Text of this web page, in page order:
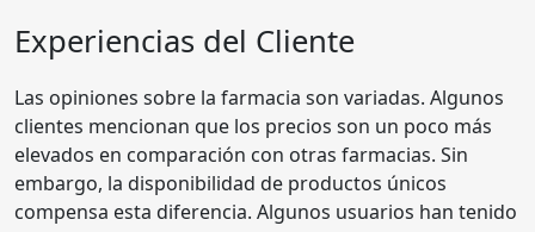
Experiencias del Cliente
Las opiniones sobre la farmacia son variadas. Algunos
clientes mencionan que los precios son un poco más
elevados en comparación con otras farmacias. Sin
embargo, la disponibilidad de productos únicos
compensa esta diferencia. Algunos usuarios han tenido